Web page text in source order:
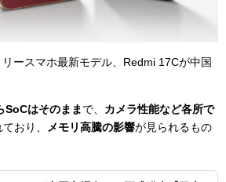
ースマホ最新モデル、Redmi 17Cが中国
はそのまま で、 カメラ性能など各所で
おり、 メモリ高騰の影響が見られるもの